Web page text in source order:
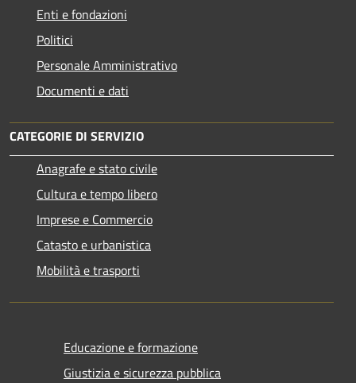
Enti e fondazioni
Politici
Personale Amministrativo
Documenti e dati
CATEGORIE DI SERVIZIO
Anagrafe e stato civile
Cultura e tempo libero
Imprese e Commercio
Catasto e urbanistica
Mobilità e trasporti
Educazione e formazione
Giustizia e sicurezza pubblica